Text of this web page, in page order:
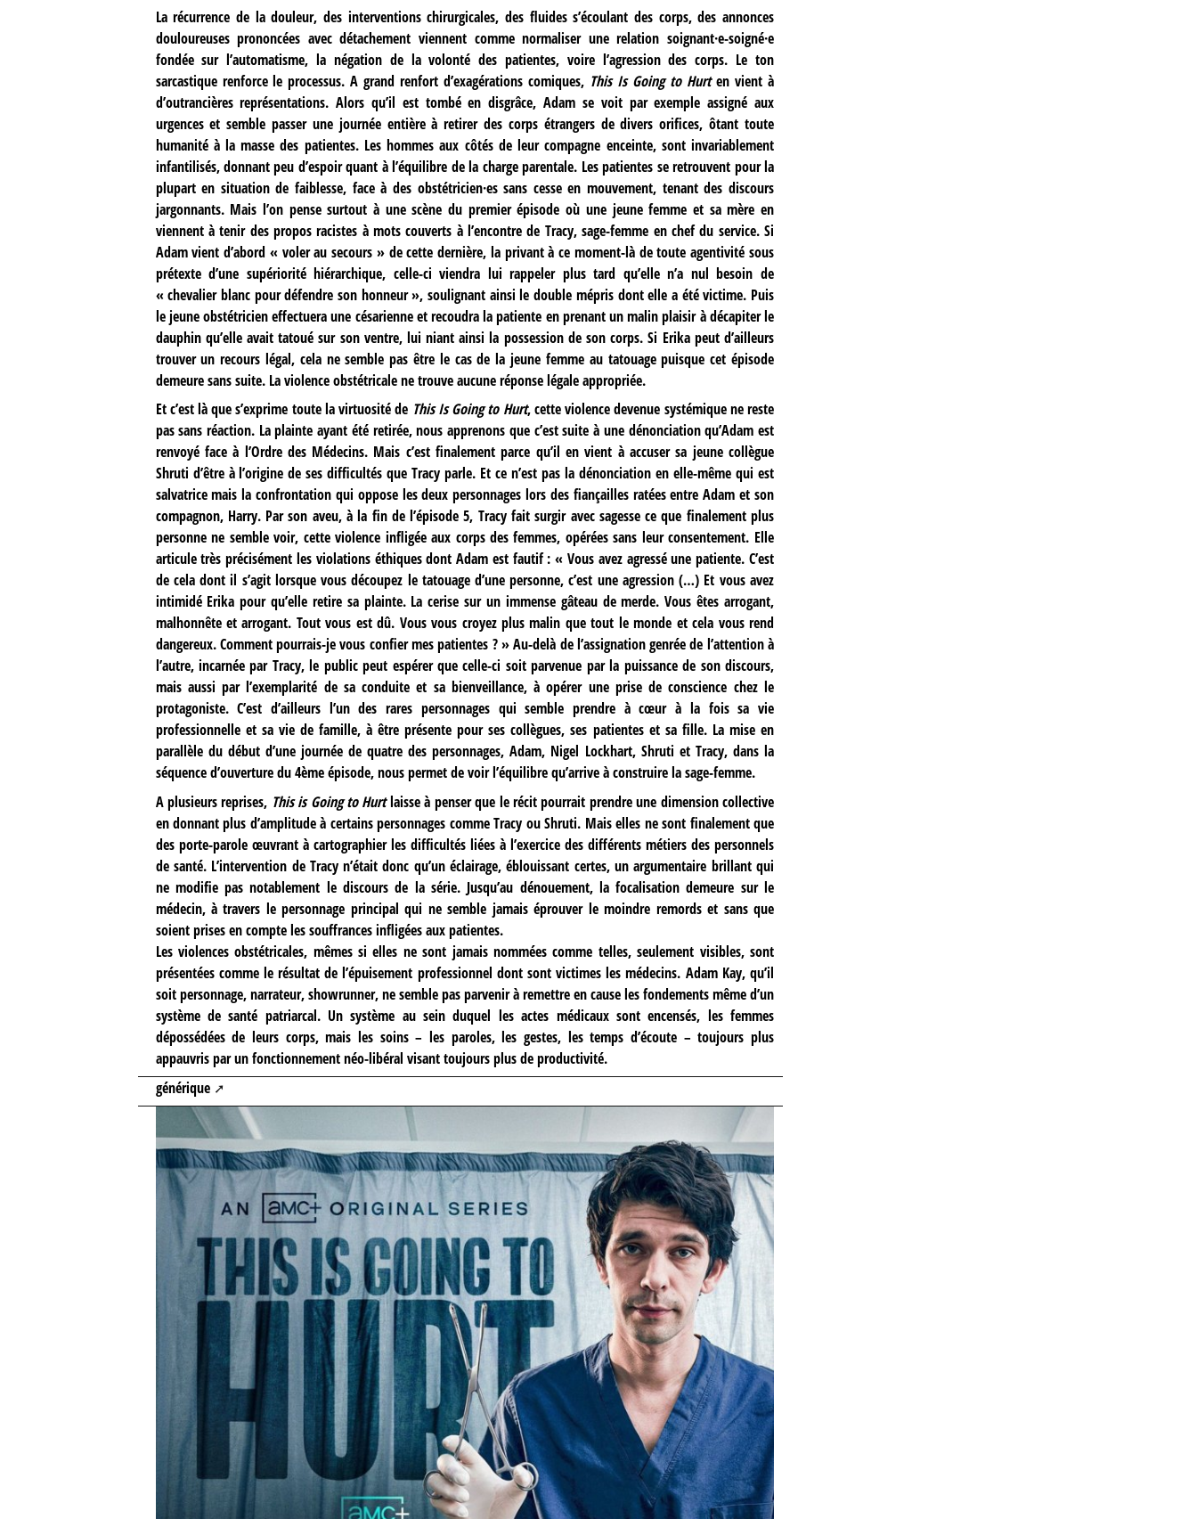
La récurrence de la douleur, des interventions chirurgicales, des fluides s’écoulant des corps, des annonces
douloureuses prononcées avec détachement viennent comme normaliser une relation soignant·e-soigné·e
fondée sur l’automatisme, la négation de la volonté des patientes, voire l’agression des corps. Le ton
sarcastique renforce le processus. A grand renfort d’exagérations comiques, This Is Going to Hurten vient à
d’outrancières représentations. Alors qu’il est tombé en disgrâce, Adam se voit par exemple assigné aux
urgences et semble passer une journée entière à retirer des corps étrangers de divers orifices, ôtant toute
humanité à la masse des patientes. Les hommes aux côtés de leur compagne enceinte, sont invariablement
infantilisés, donnant peu d’espoir quant à l’équilibre de la charge parentale. Les patientes se retrouvent pour la
plupart en situation de faiblesse, face à des obstétricien·es sans cesse en mouvement, tenant des discours
jargonnants. Mais l’on pense surtout à une scène du premier épisode où une jeune femme et sa mère en
viennent à tenir des propos racistes à mots couverts à l’encontre de Tracy, sage-femme en chef du service. Si
Adam vient d’abord « voler au secours » de cette dernière, la privant à ce moment-là de toute agentivité sous
prétexte d’une supériorité hiérarchique, celle-ci viendra lui rappeler plus tard qu’elle n’a nul besoin de
« chevalier blanc pour défendre son honneur », soulignant ainsi le double mépris dont elle a été victime. Puis
le jeune obstétricien effectuera une césarienne et recoudra la patiente en prenant un malin plaisir à décapiter le
dauphin qu’elle avait tatoué sur son ventre, lui niant ainsi la possession de son corps. Si Erika peut d’ailleurs
trouver un recours légal, cela ne semble pas être le cas de la jeune femme au tatouage puisque cet épisode
demeure sans suite. La violence obstétricale ne trouve aucune réponse légale appropriée.
Et c’est là que s’exprime toute la virtuosité de This Is Going to Hurt, cette violence devenue systémique ne reste
pas sans réaction. La plainte ayant été retirée, nous apprenons que c’est suite à une dénonciation qu’Adam est
renvoyé face à l’Ordre des Médecins. Mais c’est finalement parce qu’il en vient à accuser sa jeune collègue
Shruti d’être à l’origine de ses difficultés que Tracy parle. Et ce n’est pas la dénonciation en elle-même qui est
salvatrice mais la confrontation qui oppose les deux personnages lors des fiançailles ratées entre Adam et son
compagnon, Harry. Par son aveu, à la fin de l’épisode 5, Tracy fait surgir avec sagesse ce que finalement plus
personne ne semble voir, cette violence infligée aux corps des femmes, opérées sans leur consentement. Elle
articule très précisément les violations éthiques dont Adam est fautif : « Vous avez agressé une patiente. C’est
de cela dont il s’agit lorsque vous découpez le tatouage d’une personne, c’est une agression (…) Et vous avez
intimidé Erika pour qu’elle retire sa plainte. La cerise sur un immense gâteau de merde. Vous êtes arrogant,
malhonnête et arrogant. Tout vous est dû. Vous vous croyez plus malin que tout le monde et cela vous rend
dangereux. Comment pourrais-je vous confier mes patientes ? » Au-delà de l’assignation genrée de l’attention à
l’autre, incarnée par Tracy, le public peut espérer que celle-ci soit parvenue par la puissance de son discours,
mais aussi par l’exemplarité de sa conduite et sa bienveillance, à opérer une prise de conscience chez le
protagoniste. C’est d’ailleurs l’un des rares personnages qui semble prendre à cœur à la fois sa vie
professionnelle et sa vie de famille, à être présente pour ses collègues, ses patientes et sa fille. La mise en
parallèle du début d’une journée de quatre des personnages, Adam, Nigel Lockhart, Shruti et Tracy, dans la
séquence d’ouverture du 4ème épisode, nous permet de voir l’équilibre qu’arrive à construire la sage-femme.
A plusieurs reprises, This is Going to Hurtlaisse à penser que le récit pourrait prendre une dimension collective
en donnant plus d’amplitude à certains personnages comme Tracy ou Shruti. Mais elles ne sont finalement que
des porte-parole œuvrant à cartographier les difficultés liées à l’exercice des différents métiers des personnels
de santé. L’intervention de Tracy n’était donc qu’un éclairage, éblouissant certes, un argumentaire brillant qui
ne modifie pas notablement le discours de la série. Jusqu’au dénouement, la focalisation demeure sur le
médecin, à travers le personnage principal qui ne semble jamais éprouver le moindre remords et sans que
soient prises en compte les souffrances infligées aux patientes.
Les violences obstétricales, mêmes si elles ne sont jamais nommées comme telles, seulement visibles, sont
présentées comme le résultat de l’épuisement professionnel dont sont victimes les médecins. Adam Kay, qu’il
soit personnage, narrateur, showrunner, ne semble pas parvenir à remettre en cause les fondements même d’un
système de santé patriarcal. Un système au sein duquel les actes médicaux sont encensés, les femmes
dépossédées de leurs corps, mais les soins – les paroles, les gestes, les temps d’écoute – toujours plus
appauvris par un fonctionnement néo-libéral visant toujours plus de productivité.
générique